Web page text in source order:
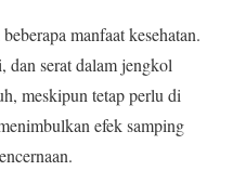
manfaat kesehatan.
dan serat dalam jengkol
meskipun tetap perlu di
efek samping